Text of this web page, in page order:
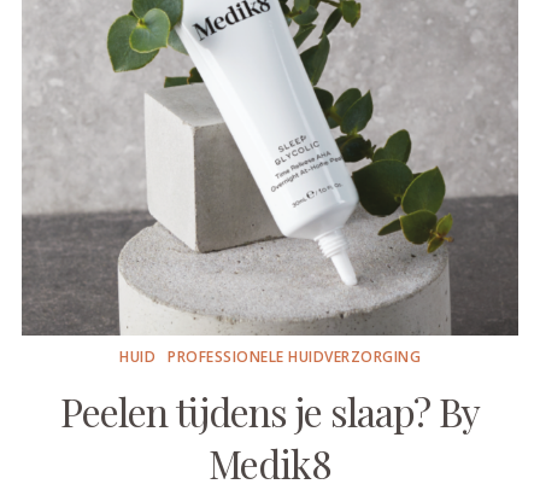
HUID PROFESSIONELE HUIDVERZORGING
Peelen tijdens je slaap? By
Medik8